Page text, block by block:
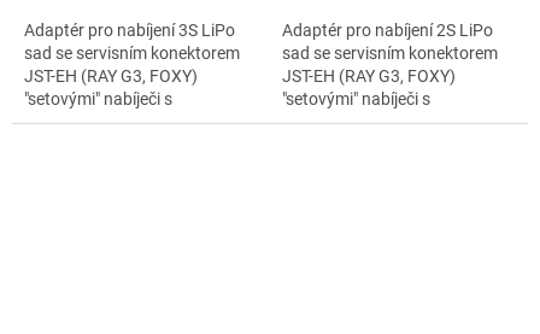
Adaptér pro nabíjení 3S LiPo
sad se servisním konektorem
JST-EH (RAY G3, FOXY)
"setovými" nabíječi s
konektorem...
Adaptér pro nabíjení 2S LiPo
sad se servisním konektorem
JST-EH (RAY G3, FOXY)
"setovými" nabíječi s
konektorem...